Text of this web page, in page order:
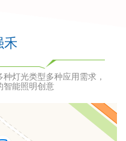
禾
灯光类型多种应用需求，
智能照明创意